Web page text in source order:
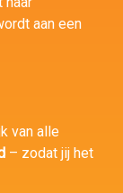
aan een
van alle
– zodat jij het